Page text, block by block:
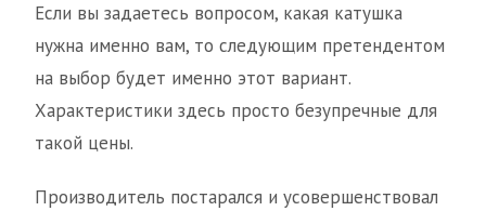
Если вы задаетесь вопросом, какая катушка
нужна именно вам, то следующим претендентом
на выбор будет именно этот вариант.
Характеристики здесь просто безупречные для
такой цены.
Производитель постарался и усовершенствовал